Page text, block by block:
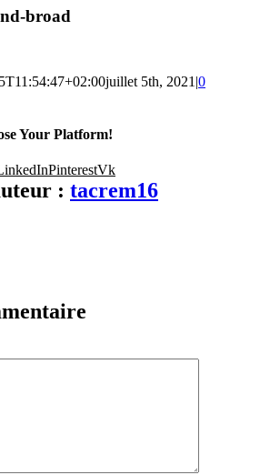
broad
juillet 5th, 2021|0
Your Platform!
PinterestVk
: tacrem16